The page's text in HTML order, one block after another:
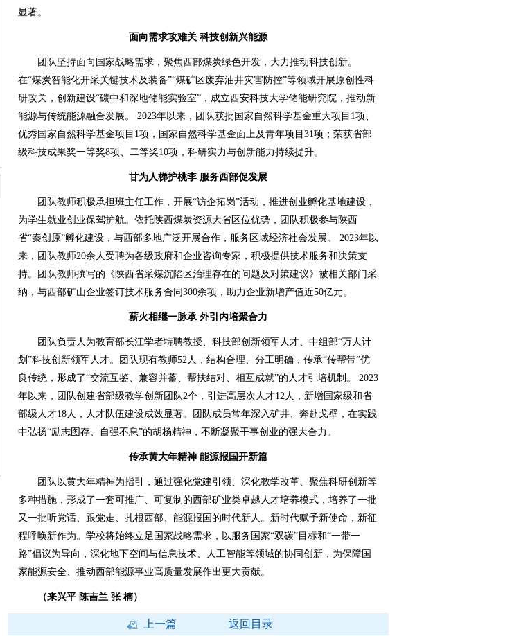
显著。
面向需求攻难关 科技创新兴能源
团队坚持面向国家战略需求，聚焦西部煤炭绿色开发，大力推动科技创新。
在“煤炭智能化开采关键技术及装备”“煤矿区废弃油井灾害防控”等领域开展原创性科
研攻关，创新建设“碳中和深地储能实验室”，成立西安科技大学储能研究院，推动新
能源与传统能源融合发展。 2023年以来，团队获批国家自然科学基金重大项目1项、
优秀国家自然科学基金项目1项，国家自然科学基金面上及青年项目31项；荣获省部
级科技成果奖一等奖8项、二等奖10项，科研实力与创新能力持续提升。
甘为人梯护桃李 服务西部促发展
团队教师积极承担班主任工作，开展“访企拓岗”活动，推进创业孵化基地建设，
为学生就业创业保驾护航。依托陕西煤炭资源大省区位优势，团队积极参与陕西
省“秦创原”孵化建设，与西部多地广泛开展合作，服务区域经济社会发展。 2023年以
来，团队教师20余人受聘为各级政府和企业咨询专家，积极提供技术服务和决策支
持。团队教师撰写的《陕西省采煤沉陷区治理存在的问题及对策建议》被相关部门采
纳，与西部矿山企业签订技术服务合同300余项，助力企业新增产值近50亿元。
薪火相继一脉承 外引内培聚合力
团队负责人为教育部长江学者特聘教授、科技部创新领军人才、中组部“万人计
划”科技创新领军人才。团队现有教师52人，结构合理、分工明确，传承“传帮带”优
良传统，形成了“交流互鉴、兼容并蓄、帮扶结对、相互成就”的人才引培机制。 2023
年以来，团队创建省部级教学创新团队2个，引进高层次人才12人，新增国家级和省
部级人才18人，人才队伍建设成效显著。团队成员常年深入矿井、奔赴戈壁，在实践
中弘扬“励志图存、自强不息”的胡杨精神，不断凝聚干事创业的强大合力。
传承黄大年精神 能源报国开新篇
团队以黄大年精神为指引，通过强化党建引领、深化教学改革、聚焦科研创新等
多种措施，形成了一套可推广、可复制的西部矿业类卓越人才培养模式，培养了一批
又一批听党话、跟党走、扎根西部、能源报国的时代新人。新时代赋予新使命，新征
程呼唤新作为。学校将始终立足国家战略需求，以服务国家“双碳”目标和“一带一
路”倡议为导向，深化地下空间与信息技术、人工智能等领域的协同创新，为保障国
家能源安全、推动西部能源事业高质量发展作出更大贡献。
（来兴平 陈吉兰 张 楠）
上一篇 返回目录